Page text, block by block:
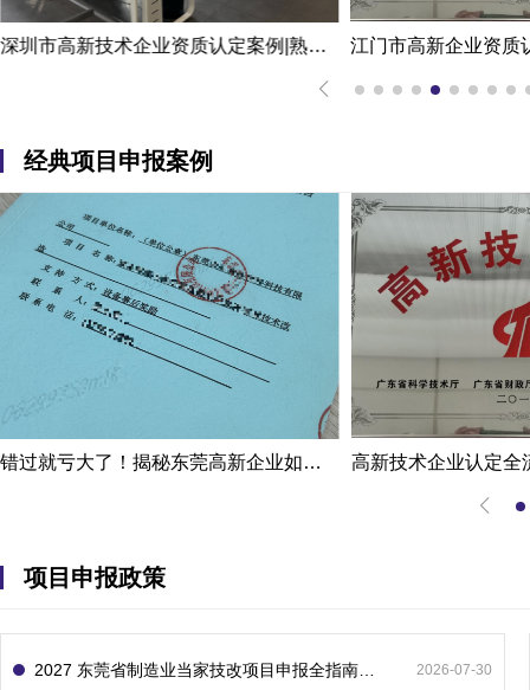
深圳市高新技术企业资质认定案例|熟练掌握国家高新企业资质认定
经典项目申报案例
错过就亏大了！揭秘东莞高新企业如何轻松拿下省级技术改造项目300万补贴
项目申报政策
2026-07-30